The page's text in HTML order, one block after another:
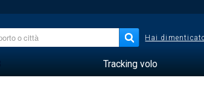
Hai
Tracking volo